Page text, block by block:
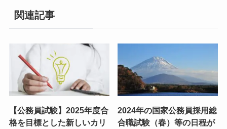
関連記事
【公務員試験】2025年度合
格を目標とした新しいカリ
2024年の国家公務員採用総
合職試験（春）等の日程が